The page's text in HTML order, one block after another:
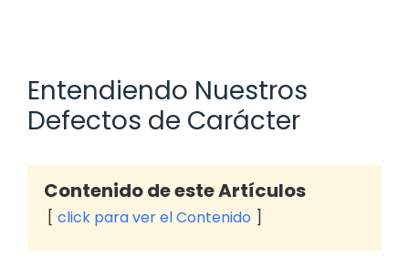
Entendiendo Nuestros
Defectos de Carácter
Contenido de este Artículos
click para ver el Contenido